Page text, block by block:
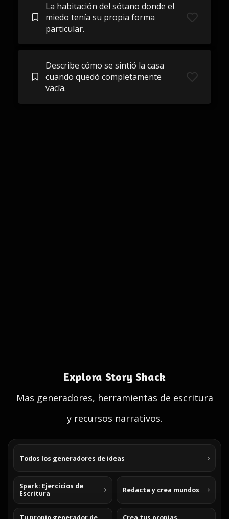
La habitación del sótano donde el
miedo tenía su propia forma
particular.
Describe cómo se sintió la casa
cuando quedó completamente
vacía.
Explora Story Shack
Mas generadores, herramientas de escritura
y recursos narrativos.
Todos los generadores de ideas
Spark: Ejercicios de
Escritura
Redacta y crea mundos